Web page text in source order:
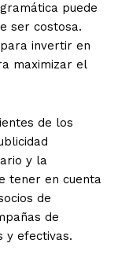
puede
ser costosa.
invertir en
maximizar el
de los
y la
tener en cuenta
de
de
y efectivas.